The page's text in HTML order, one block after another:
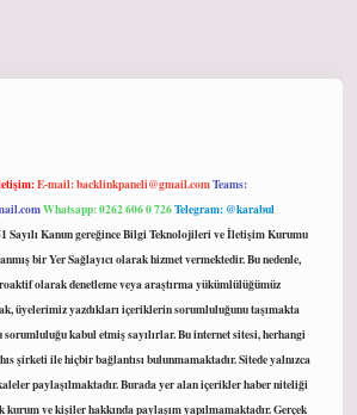
E-mail:backlinkpaneli@gmail.comTeams:
Whatsapp: 0262 606 0 726Telegram: @karabul
Sayılı Kanun gereğince Bilgi Teknolojileri ve İletişim Kurumu
bir Yer Sağlayıcı olarak hizmet vermektedir. Bu nedenle,
olarak denetleme veya araştırma yükümlülüğümüz
üyelerimiz yazdıkları içeriklerin sorumluluğunu taşımakta
sorumluluğu kabul etmiş sayılırlar. Bu internet sitesi, herhangi
şirketi ile hiçbir bağlantısı bulunmamaktadır. Sitede yalnızca
paylaşılmaktadır. Burada yer alan içerikler haber niteliği
kurum ve kişiler hakkında paylaşım yapılmamaktadır. Gerçek